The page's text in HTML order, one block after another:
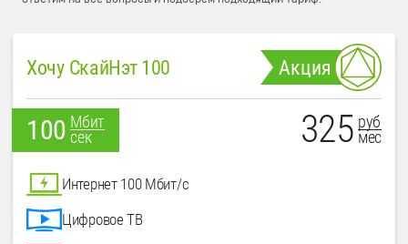
Хочу СкайНэт 100 Акция
100 Мбит
сек
325 руб
мес
Интернет 100 Мбит/с
Цифровое ТВ